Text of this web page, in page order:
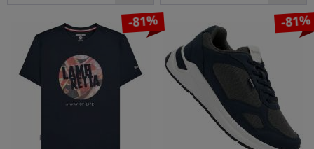
-81% -81%